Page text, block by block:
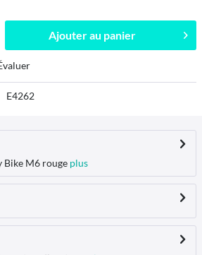
Ajouter au panier
E4262
Bike M6 rouge plus